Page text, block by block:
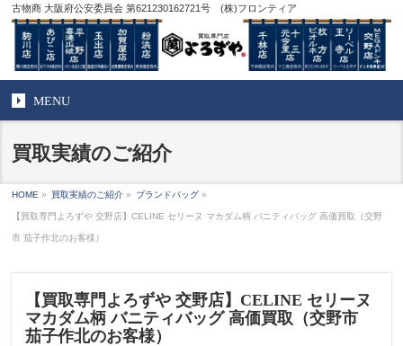
古物商 大阪府公安委員会 第621230162721号 (株)フロンティア
MENU
買取実績のご紹介
HOME » 買取実績のご紹介 » ブランドバッグ »
【買取専門よろずや 交野店】CELINE セリーヌ マカダム柄 バニティバッグ 高価買取（交野
市 茄子作北のお客様）
【買取専門よろずや 交野店】CELINE セリーヌ
マカダム柄 バニティバッグ 高価買取（交野市
茄子作北のお客様）